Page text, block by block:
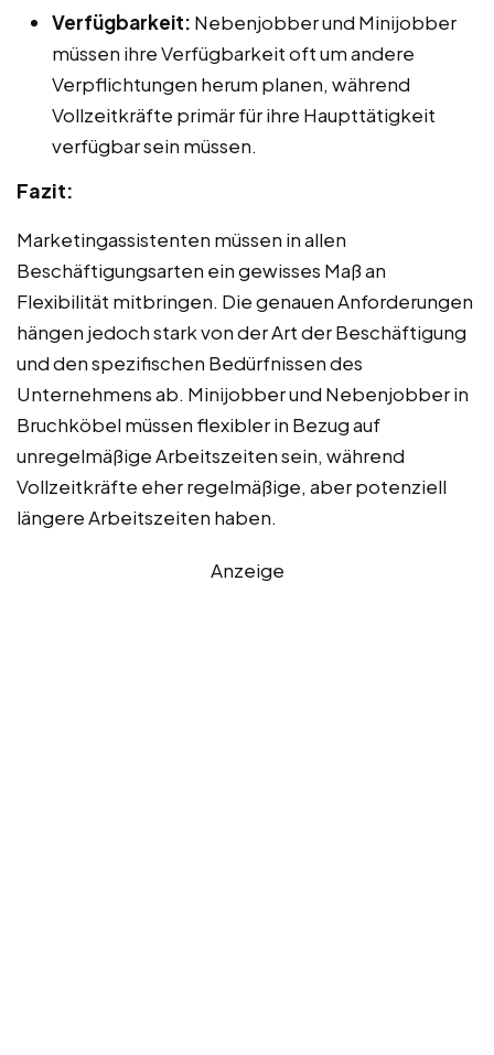
Verfügbarkeit: Nebenjobber und Minijobber
müssen ihre Verfügbarkeit oft um andere
Verpflichtungen herum planen, während
Vollzeitkräfte primär für ihre Haupttätigkeit
verfügbar sein müssen.
Fazit:
Marketingassistenten müssen in allen
Beschäftigungsarten ein gewisses Maß an
Flexibilität mitbringen. Die genauen Anforderungen
hängen jedoch stark von der Art der Beschäftigung
und den spezifischen Bedürfnissen des
Unternehmens ab. Minijobber und Nebenjobber in
Bruchköbel müssen flexibler in Bezug auf
unregelmäßige Arbeitszeiten sein, während
Vollzeitkräfte eher regelmäßige, aber potenziell
längere Arbeitszeiten haben.
Anzeige